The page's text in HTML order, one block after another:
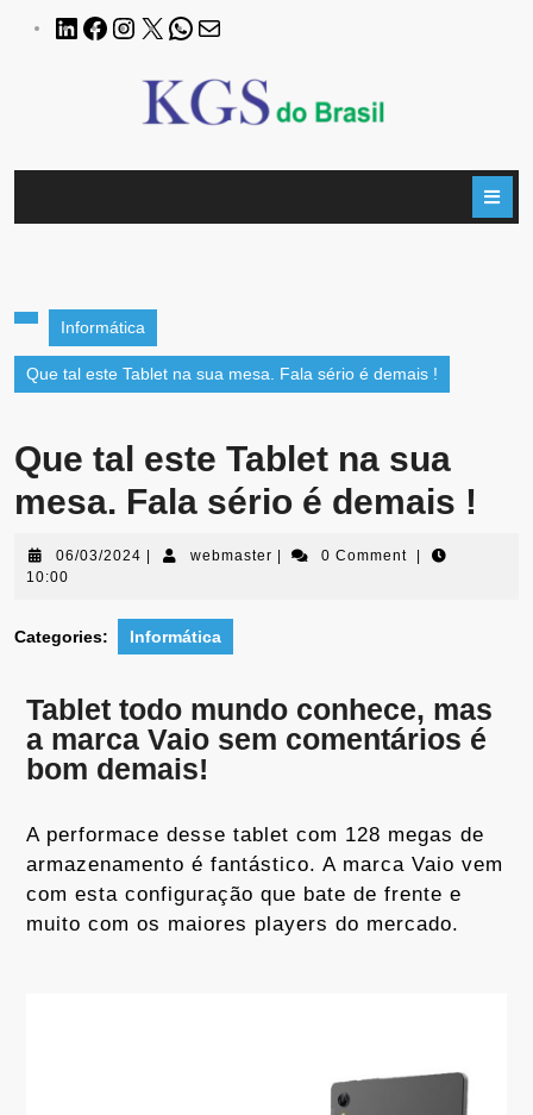
Informática
Que tal este Tablet na sua mesa. Fala sério é demais !
Que tal este Tablet na sua
mesa. Fala sério é demais !
06/03/2024 webmaster 0 Comment
10:00
Categories: Informática
Tablet todo mundo conhece, mas
a marca Vaio sem comentários é
bom demais!
A performace desse tablet com 128 megas de
armazenamento é fantástico. A marca Vaio vem
com esta configuração que bate de frente e
muito com os maiores players do mercado.